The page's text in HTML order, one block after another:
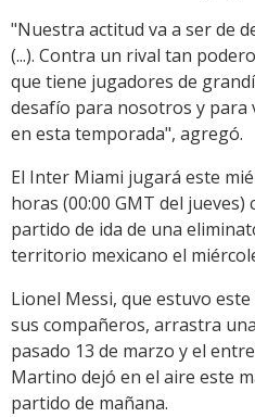
"Nuestra actitud va a ser de
(...). Contra un rival tan
que tiene jugadores de
desafío para nosotros y para
en esta temporada", agregó.
El Inter Miami jugará este
horas (00:00 GMT del
partido de ida de una
territorio mexicano el
Lionel Messi, que estuvo
sus compañeros, arrastra
pasado 13 de marzo y el
Martino dejó en el aire este
partido de mañana.